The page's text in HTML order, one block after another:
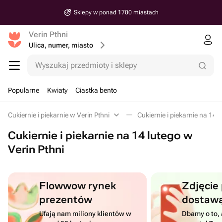
Sklepy w ponad 1700 miastach
Verin Pthni
Ulica, numer, miasto
Wyszukaj przedmioty i sklepy
Popularne Kwiaty Ciastka bento
Cukiernie i piekarnie w Verin Pthni Cukiernie i piekarnie na 14
Cukiernie i piekarnie na 14 lutego w
Verin Pthni
Flowwow rynek
prezentów
Ufają nam miliony klientów w
Dbamy o to,